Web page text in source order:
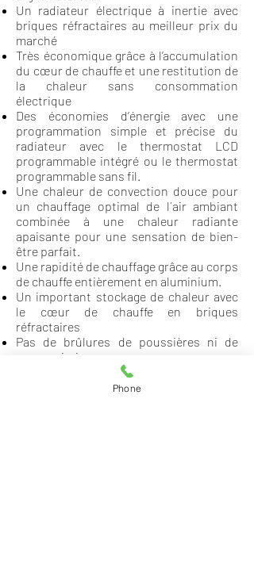
Un radiateur électrique à inertie avec
briques réfractaires au meilleur prix du
marché
Très économique grâce à l’accumulation
du cœur de chauffe et une restitution de
la chaleur sans consommation
électrique
Des économies d’énergie avec une
programmation simple et précise du
radiateur avec le thermostat LCD
programmable intégré ou le thermostat
programmable sans fil.
Une chaleur de convection douce pour
un chauffage optimal de l´air ambiant
combinée à une chaleur radiante
apaisante pour une sensation de bien-
être parfait.
Une rapidité de chauffage grâce au corps
de chauffe entièrement en aluminium.
Un important stockage de chaleur avec
le cœur de chauffe en briques
réfractaires
Pas de brûlures de poussières ni de
murs noircis
Protection multiple contre une
surchauffe avec un maximum de sécurité
Phone